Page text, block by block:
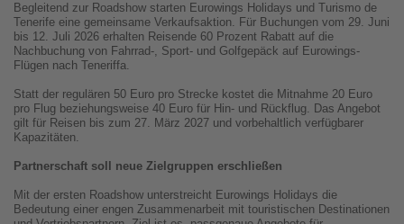
Begleitend zur Roadshow starten Eurowings Holidays und Turismo de
Tenerife eine gemeinsame Verkaufsaktion. Für Buchungen vom 29. Juni
bis 12. Juli 2026 erhalten Reisende 60 Prozent Rabatt auf die
Nachbuchung von Fahrrad-, Sport- und Golfgepäck auf Eurowings-
Flügen nach Teneriffa.
Statt der regulären 50 Euro pro Strecke kostet die Mitnahme 20 Euro
pro Flug beziehungsweise 40 Euro für Hin- und Rückflug. Das Angebot
gilt für Reisen bis zum 27. März 2027 und vorbehaltlich verfügbarer
Kapazitäten.
Partnerschaft soll neue Zielgruppen erschließen
Mit der ersten Roadshow unterstreicht Eurowings Holidays die
Bedeutung einer engen Zusammenarbeit mit touristischen Destinationen